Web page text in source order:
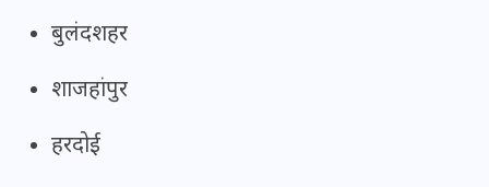
बुलंदशहर
शाजहांपुर
हरदोई